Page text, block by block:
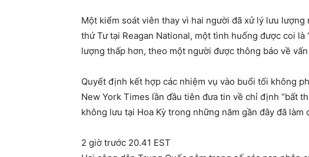
Một kiểm soát viên thay vì hai người đã xử lý lưu
thứ Tư tại Reagan National, một tình huống được coi
lượng thấp hơn, theo một người được thông báo về vấn
Quyết định kết hợp các nhiệm vụ vào buổi tối không
New York Times lần đầu tiên đưa tin về chỉ định “bất
không lưu tại Hoa Kỳ trong những năm gần đây đã làm
2 giờ trước 20.41 EST